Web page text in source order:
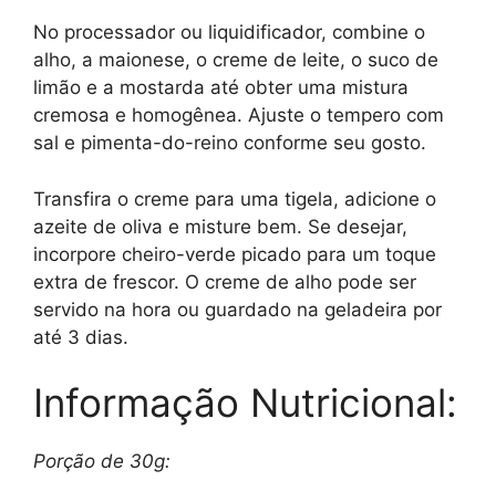
No processador ou liquidificador, combine o
alho, a maionese, o creme de leite, o suco de
limão e a mostarda até obter uma mistura
cremosa e homogênea. Ajuste o tempero com
sal e pimenta-do-reino conforme seu gosto.
Transfira o creme para uma tigela, adicione o
azeite de oliva e misture bem. Se desejar,
incorpore cheiro-verde picado para um toque
extra de frescor. O creme de alho pode ser
servido na hora ou guardado na geladeira por
até 3 dias.
Informação Nutricional:
Porção de 30g: